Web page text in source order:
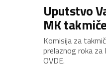
Uputstvo
MK
Komisija za
prelaznog roka
OVDE.